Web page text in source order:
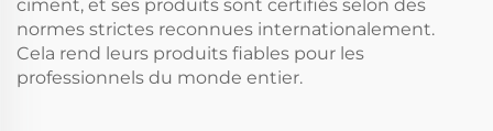
ciment, et ses produits sont certifiés selon des
normes strictes reconnues internationalement.
Cela rend leurs produits fiables pour les
professionnels du monde entier.